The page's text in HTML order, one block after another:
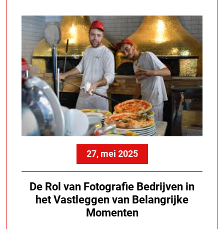
27, mei 2025
De Rol van Fotografie Bedrijven in
het Vastleggen van Belangrijke
Momenten